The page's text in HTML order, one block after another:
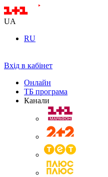
UA
RU
Вхід в кабінет
Онлайн
ТБ програма
Канали